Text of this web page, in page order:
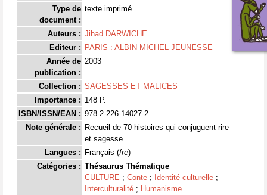
Type de
document :
texte imprimé
Auteurs : Jihad DARWICHE
Editeur : PARIS : ALBIN MICHEL JEUNESSE
Année de
publication :
2003
Collection : SAGESSES ET MALICES
Importance : 148 P.
ISBN/ISSN/EAN : 978-2-226-14027-2
Note générale : Recueil de 70 histoires qui conjuguent rire
et sagesse.
Langues : Français (fre)
Catégories : Thésaurus Thématique
CULTURE ; Conte ; Identité culturelle ;
Interculturalité ; Humanisme